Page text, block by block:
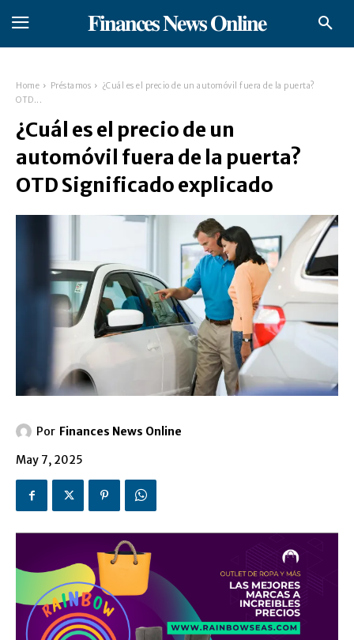
𝐅𝐢𝐧𝐚𝐧𝐜𝐞𝐬 𝐍𝐞𝐰𝐬 𝐎𝐧𝐥𝐢𝐧𝐞
Home Préstamos
¿Cuál es el precio de un automóvil fuera de la puerta?
OTD...
¿Cuál es el precio de un
automóvil fuera de la puerta?
OTD Significado explicado
Por Finances News Online
May 7, 2025